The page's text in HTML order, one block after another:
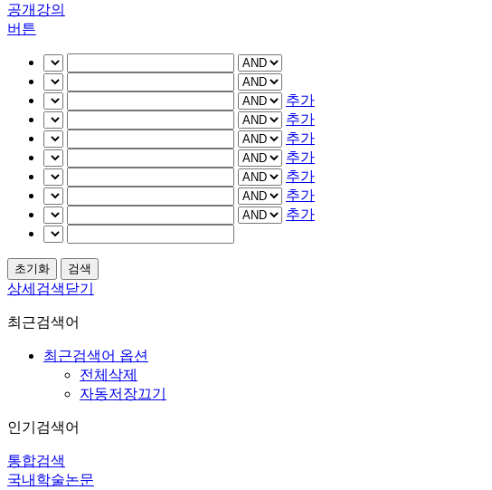
공개강의
버튼
추가
추가
추가
추가
추가
추가
추가
상세검색닫기
최근검색어
최근검색어 옵션
전체삭제
자동저장끄기
인기검색어
통합검색
국내학술논문